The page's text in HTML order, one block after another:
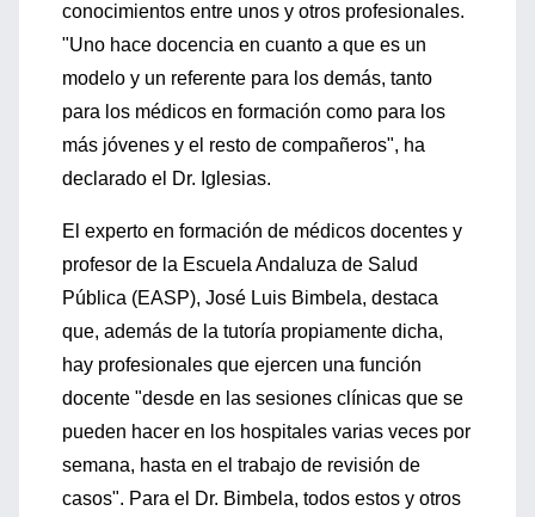
conocimientos entre unos y otros profesionales.
"Uno hace docencia en cuanto a que es un
modelo y un referente para los demás, tanto
para los médicos en formación como para los
más jóvenes y el resto de compañeros", ha
declarado el Dr. Iglesias.
El experto en formación de médicos docentes y
profesor de la Escuela Andaluza de Salud
Pública (EASP), José Luis Bimbela, destaca
que, además de la tutoría propiamente dicha,
hay profesionales que ejercen una función
docente "desde en las sesiones clínicas que se
pueden hacer en los hospitales varias veces por
semana, hasta en el trabajo de revisión de
casos". Para el Dr. Bimbela, todos estos y otros